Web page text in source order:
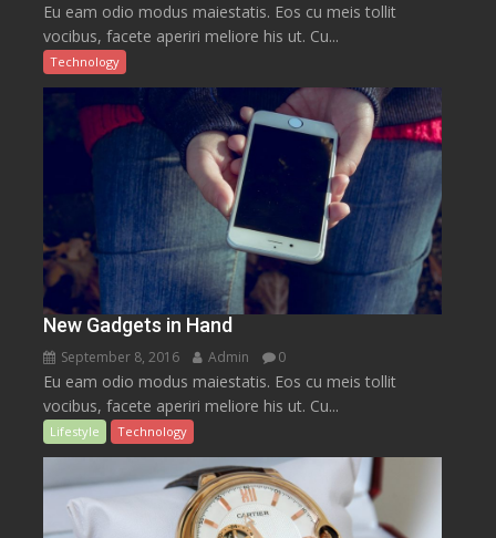
Eu eam odio modus maiestatis. Eos cu meis tollit
vocibus, facete aperiri meliore his ut. Cu...
Technology
New Gadgets in Hand
September 8, 2016 Admin 0
Eu eam odio modus maiestatis. Eos cu meis tollit
vocibus, facete aperiri meliore his ut. Cu...
Lifestyle Technology